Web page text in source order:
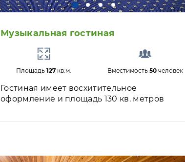
Музыкальная гостиная
Площадь127 кв.м. Вместимость 50человек
Гостиная имеет восхитительное
оформление и площадь 130 кв. метров